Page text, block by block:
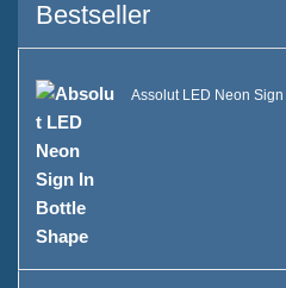
Bestseller
Assolut LED Neon